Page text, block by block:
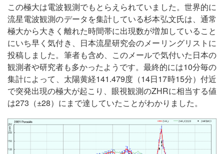
この極大は電波観測でもとらえられていました。世界的に
流星電波観測のデータを集計している杉本弘文氏は、通常
極大から大きく離れた時間帯に出現数が増加していること
にいち早く気付き、日本流星研究会のメーリングリストに
投稿しました。筆者も含め、このメールで気付いた日本の
観測者や研究者も多かったようです。最終的には10分毎の
集計によって、太陽黄経141.479度（14日17時15分）付近
で突発出現の極大が起こり、眼視観測のZHRに相当する値
は273（±28）にまで達していたことがわかりました。